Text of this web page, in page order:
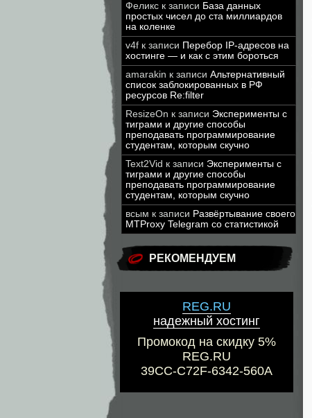
Феликс к записи База данных
простых чисел до ста миллиардов
на коленке
v4f к записи Перебор IP-адресов на
хостинге — и как с этим бороться
amarakin к записи Альтернативный
список заблокированных в РФ
ресурсов Re:filter
ResizeOn к записи Эксперименты с
тиграми и другие способы
преподавать программирование
студентам, которым скучно
Text2Vid к записи Эксперименты с
тиграми и другие способы
преподавать программирование
студентам, которым скучно
всым к записи Развёртывание своего
MTProxy Telegram со статистикой
РЕКОМЕНДУЕМ
REG.RU
надежный хостинг
Промокод на скидку 5%
REG.RU
39CC-C72F-6342-560A